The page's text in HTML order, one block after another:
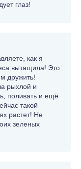
глаз!
как я
вытащила! Это
дружить!
рыхлой и
поливать и ещё
такой
растет! Не
зеленых